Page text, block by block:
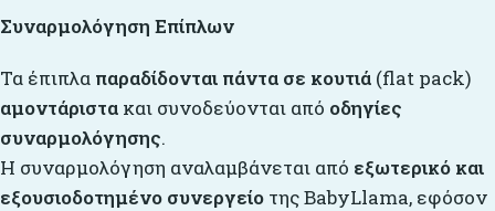
Συναρμολόγηση Επίπλων
Τα έπιπλα παραδίδονται πάντα σε κουτιά (flat pack)
αμοντάριστα και συνοδεύονται από οδηγίες
συναρμολόγησης.
Η συναρμολόγηση αναλαμβάνεται από εξωτερικό και
εξουσιοδοτημένο συνεργείο της BabyLlama, εφόσον